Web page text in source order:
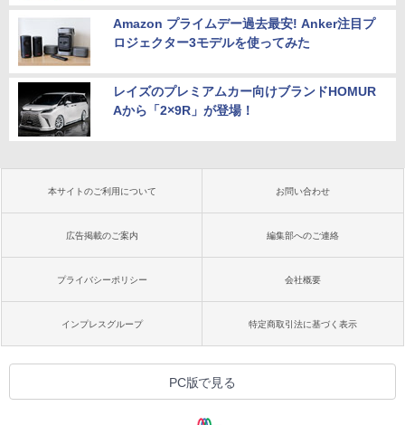
Amazon プライムデー過去最安! Anker注目プ
ロジェクター3モデルを使ってみた
レイズのプレミアムカー向けブランドHOMUR
Aから「2×9R」が登場！
本サイトのご利用について お問い合わせ
広告掲載のご案内 編集部へのご連絡
プライバシーポリシー 会社概要
インプレスグループ 特定商取引法に基づく表示
PC版で見る